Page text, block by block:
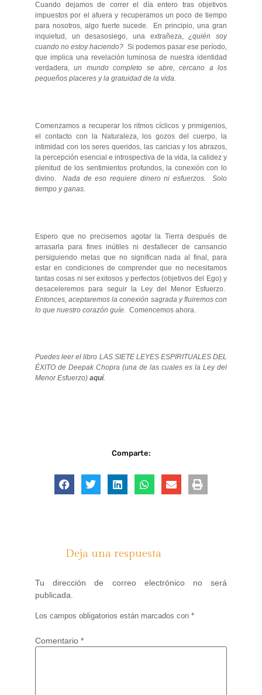
Cuando dejamos de correr el día entero tras objetivos
impuestos por el afuera y recuperamos un poco de tiempo
para nosotros, algo fuerte sucede. En principio, una gran
inquietud, un desasosiego, una extrañeza,¿quién soy
cuando no estoy haciendo? Si podemos pasar ese período,
que implica una revelación luminosa de nuestra identidad
verdadera,un mundo completo se abre, cercano a los
pequeños placeres y la gratuidad de la vida.
Comenzamos a recuperar los ritmos cíclicos y primigenios,
el contacto con la Naturaleza, los gozos del cuerpo, la
intimidad con los seres queridos, las caricias y los abrazos,
la percepción esencial e introspectiva de la vida, la calidez y
plenitud de los sentimientos profundos, la conexión con lo
divino.Nada de eso requiere dinero ni esfuerzos. Solo
tiempo y ganas.
Espero que no precisemos agotar la Tierra después de
arrasarla para fines inútiles ni desfallecer de cansancio
persiguiendo metas que no significan nada al final, para
estar en condiciones de comprender que no necesitamos
tantas cosas ni ser exitosos y perfectos (objetivos del Ego) y
desaceleremos para seguir la Ley del Menor Esfuerzo.
Entonces, aceptaremos la conexión sagrada y fluiremos con
lo que nuestro corazón guíe.
Comencemos ahora.
Puedes leer el libro LAS SIETE LEYES ESPIRITUALES DEL
ÉXITO de Deepak Chopra (una de las cuales es la Ley del
Menor Esfuerzo) aquí.
Comparte:
Deja una respuesta
Tu dirección de correo electrónico no será
publicada.
Los campos obligatorios están marcados con *
Comentario *